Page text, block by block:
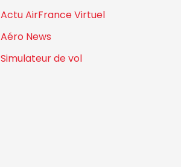
Actu AirFrance Virtuel
Aéro News
Simulateur de vol